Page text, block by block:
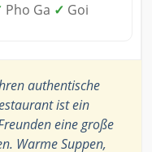
Pho Ga ✓ Goi
authentische
ist ein
eine große
Warme Suppen,